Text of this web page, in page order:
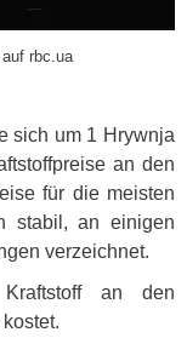
rbc.ua
sich um 1 Hrywnja
an den
für die meisten
stabil, an einigen
verzeichnet.
an den